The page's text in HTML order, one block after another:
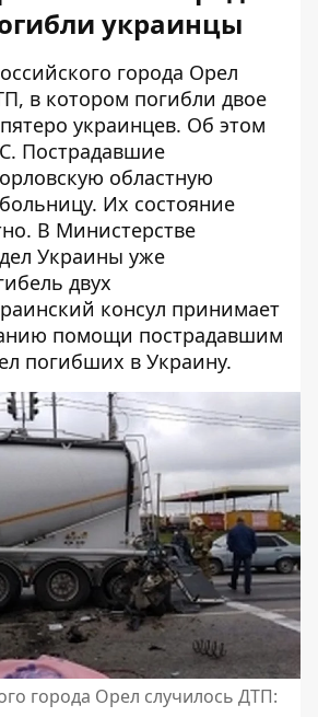
украинцы
города Орел
в котором погибли двое
украинцев. Об этом
Пострадавшие
областную
Их состояние
В Министерстве
Украины уже
двух
консул принимает
помощи пострадавшим
погибших в Украину.
города Орел случилось ДТП: